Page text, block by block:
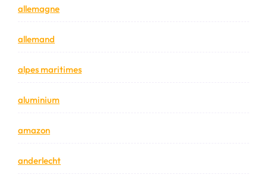
allemagne
allemand
alpes maritimes
aluminium
amazon
anderlecht